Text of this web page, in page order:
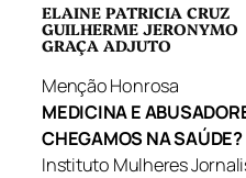
ELAINE PATRICIA CRUZ
GUILHERME JERONYMO
GRAÇA ADJUTO
Menção Honrosa
MEDICINA E
CHEGAMOS NA SAÚDE?
Instituto Mulheres